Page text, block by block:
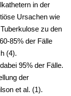
in der
Ursachen wie
zu den
85% der Fälle
(4).
95% der Fälle.
der
et al. (1).